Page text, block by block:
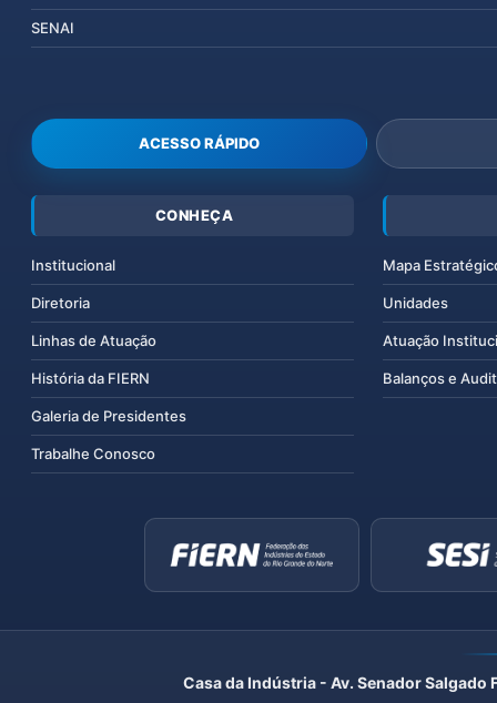
SENAI
ACESSO RÁPIDO
CONHEÇA
Institucional
Diretoria
Linhas de Atuação
História da FIERN
Galeria de Presidentes
Trabalhe Conosco
Mapa
Unidades
Atuação
Balanços e
Casa da Indústria - Av. Senador